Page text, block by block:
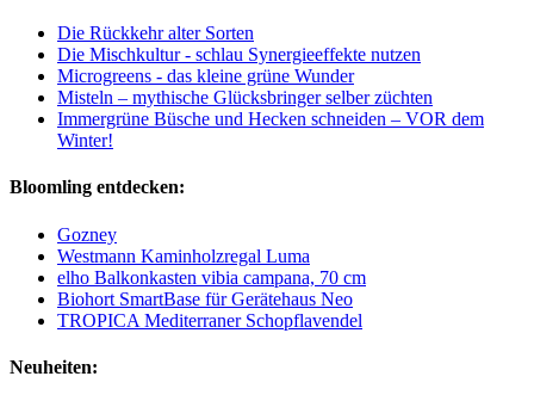
Die Rückkehr alter Sorten
Die Mischkultur - schlau Synergieeffekte nutzen
Microgreens - das kleine grüne Wunder
Misteln – mythische Glücksbringer selber züchten
Immergrüne Büsche und Hecken schneiden – VOR dem
Winter!
Bloomling entdecken:
Gozney
Westmann Kaminholzregal Luma
elho Balkonkasten vibia campana, 70 cm
Biohort SmartBase für Gerätehaus Neo
TROPICA Mediterraner Schopflavendel
Neuheiten: